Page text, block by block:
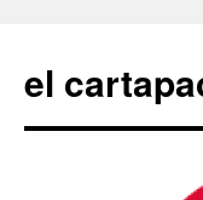
contenido
el